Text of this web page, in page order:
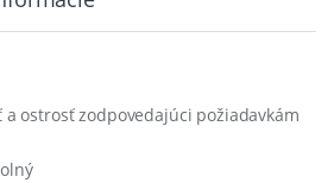
a ostrosť zodpovedajúci požiadavkám